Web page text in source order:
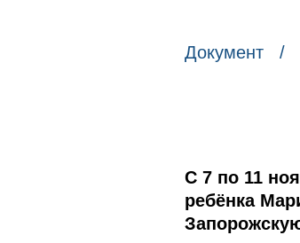
Документ /
С 7 по 11
ребёнка